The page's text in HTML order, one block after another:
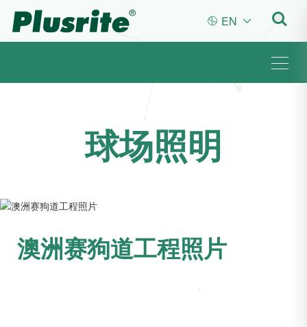
 EN 
球场照明
澳洲赛狗道工程照片